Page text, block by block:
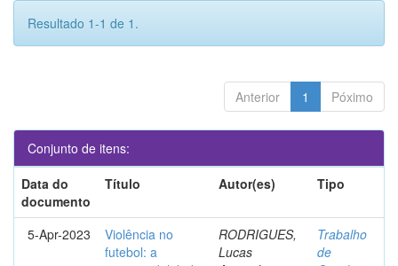
Resultado 1-1 de 1.
Anterior 1 Póximo
Conjunto de itens:
Data do
documento
Título Autor(es) Tipo
5-Apr-2023
Violência no
futebol: a
RODRIGUES,
Lucas
Trabalho
de